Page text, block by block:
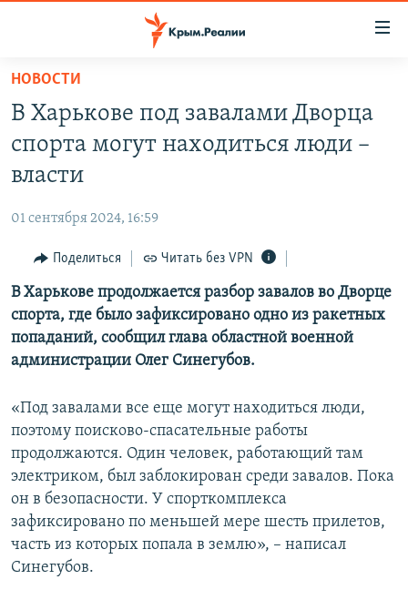
Вернуться
основному
содержанию
Вернутся
главной
навигации
Вернутся
поиску
СПЕЦПРОЕКТЫ
11 ЛЕТ ОККУПАЦИИ КРЫМА. 11 ИСТОРИЙ СОПРОТИВЛЕНИЯ
ВОДА
ЕЩЕ
ИНТЕРАКТИВ
ИНФОГРАФИКА
ТЕЛЕПРОЕКТ КРЫМ.РЕАЛИИ
СОВЕТЫ ПРАВОЗАЩИТНИКОВ
ПОБЕДИТЕЛЕЙ НЕ СУДЯТ?
КРЫМ.НЕПОКОРЕННЫЙ
ELIFBE
УКРАИНСКАЯ ПРОБЛЕМА КРЫМА
РАДІО СВОБОДА
КАК ОБОЙТИ БЛОКИРОВКУ
Українською
Qırımtatar
Все сайты RFE/RL
НОВОСТИ
В Харькове под завалами Дворца
спорта могут находиться люди –
власти
01 сентября 2024, 16:59
Поделиться Читать без VPN
В Харькове продолжается разбор завалов во Дворце
спорта, где было зафиксировано одно из ракетных
попаданий, сообщил глава областной военной
администрации Олег Синегубов.
«Под завалами все еще могут находиться люди,
поэтому поисково-спасательные работы
продолжаются. Один человек, работающий там
электриком, был заблокирован среди завалов. Пока
он в безопасности. У спорткомплекса
зафиксировано по меньшей мере шесть прилетов,
часть из которых попала в землю», – написал
Синегубов.